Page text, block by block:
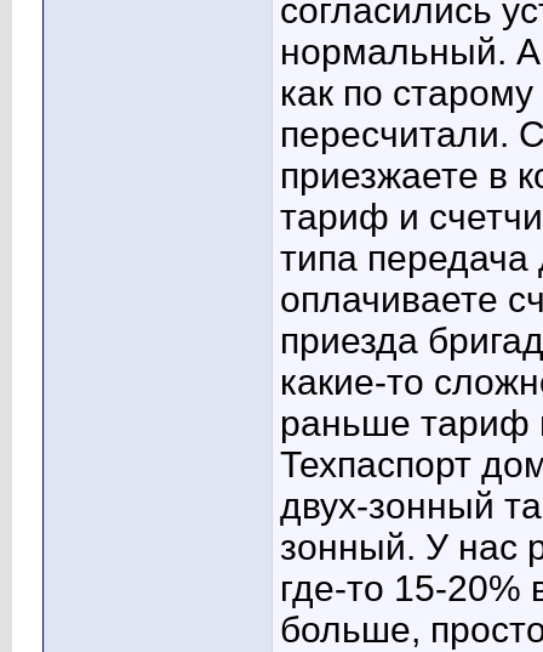
согласились
нормальный.
как по
пересчитали.
приезжаете в
тариф и
типа
оплачиваете
приезда
какие-то
раньше тариф
Техпаспорт
двух-зонный
зонный. У нас
где-то 15-
больше,